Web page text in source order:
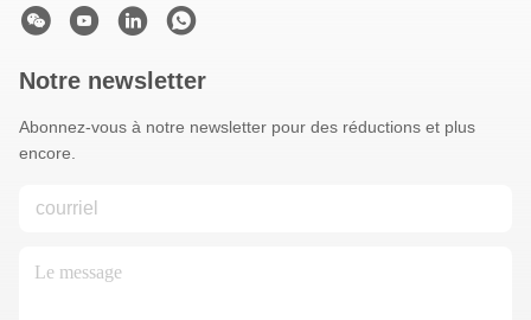
Notre newsletter
Abonnez-vous à notre newsletter pour des réductions et plus
encore.